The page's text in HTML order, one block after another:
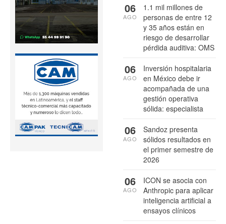
1.1 mil millones de
personas de entre 12
y 35 años están en
riesgo de desarrollar
pérdida auditiva: OMS
06
AGO
Inversión hospitalaria
en México debe ir
acompañada de una
gestión operativa
sólida: especialista
06
AGO
Sandoz presenta
sólidos resultados en
el primer semestre de
2026
06
AGO
ICON se asocia con
Anthropic para aplicar
inteligencia artificial a
ensayos clínicos
06
AGO